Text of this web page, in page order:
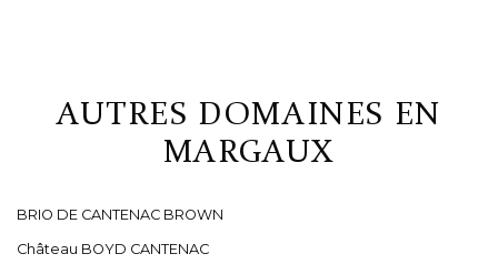
AUTRES DOMAINES EN
MARGAUX
BRIO DE CANTENAC BROWN
Château BOYD CANTENAC